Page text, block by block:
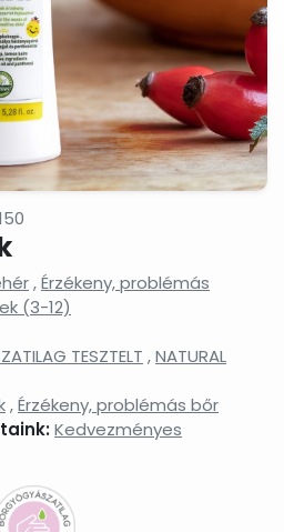
termékek
Nyak-
és
dekoltázs
ápolók
Peelingek,
Sampon
és
hajápolás,
hajbalzsam,
Szérumok,
arcápoló
testvajak,
Tusfürdők,
folyékony
szappanok,
Babáknak
,Érzékeny, problémás
(3-12)
TESZTELT ,NATURAL
,Érzékeny, problémás bőr
Kedvezményes